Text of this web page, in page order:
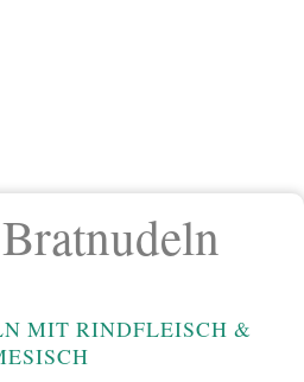
Bratnudeln
MIT RINDFLEISCH &